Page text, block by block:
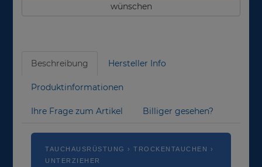
wünschen
Beschreibung Hersteller Info
Produktinformationen
Ihre Frage zum Artikel Billiger gesehen?
TAUCHAUSRÜSTUNG › TROCKENTAUCHEN ›
UNTERZIEHER